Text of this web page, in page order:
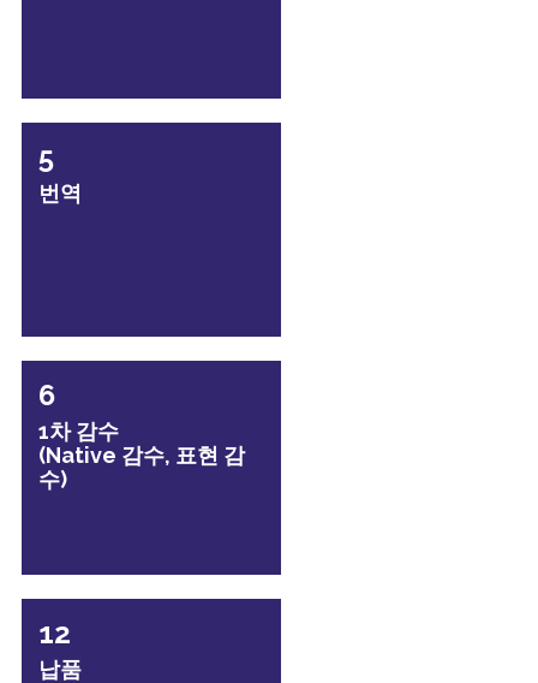
5
번역
6
1차 감수
(Native 감수, 표현 감
수)
12
납품